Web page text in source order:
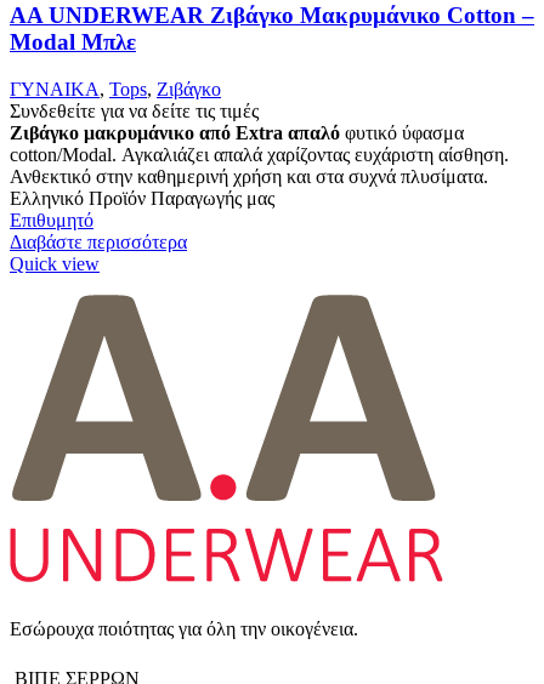
AA UNDERWEAR Ζιβάγκο Μακρυμάνικο Cotton –
Modal Μπλε
ΓΥΝΑΙΚΑ, Tops, Ζιβάγκο
Συνδεθείτε για να δείτε τις τιμές
Ζιβάγκο μακρυμάνικο από Extra απαλό φυτικό ύφασμα
cotton/Modal. Αγκαλιάζει απαλά χαρίζοντας ευχάριστη αίσθηση.
Ανθεκτικό στην καθημερινή χρήση και στα συχνά πλυσίματα.
Ελληνικό Προϊόν Παραγωγής μας
Επιθυμητό
Διαβάστε περισσότερα
Quick view
Εσώρουχα ποιότητας για όλη την οικογένεια.
ΒΙΠΕ ΣΕΡΡΩΝ